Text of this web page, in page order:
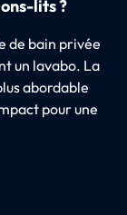
lits ?
de bain privée
un lavabo. La
abordable
pour une